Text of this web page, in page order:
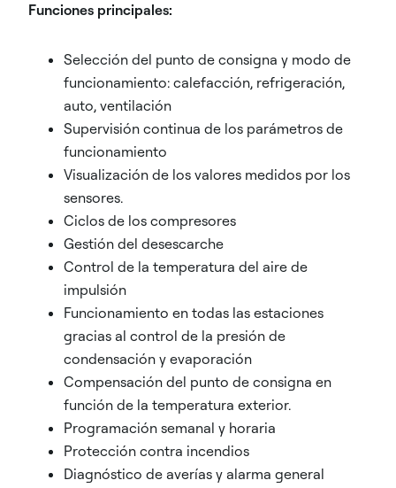
Funciones principales:
Selección del punto de consigna y modo de
funcionamiento: calefacción, refrigeración,
auto, ventilación
Supervisión continua de los parámetros de
funcionamiento
Visualización de los valores medidos por los
sensores.
Ciclos de los compresores
Gestión del desescarche
Control de la temperatura del aire de
impulsión
Funcionamiento en todas las estaciones
gracias al control de la presión de
condensación y evaporación
Compensación del punto de consigna en
función de la temperatura exterior.
Programación semanal y horaria
Protección contra incendios
Diagnóstico de averías y alarma general